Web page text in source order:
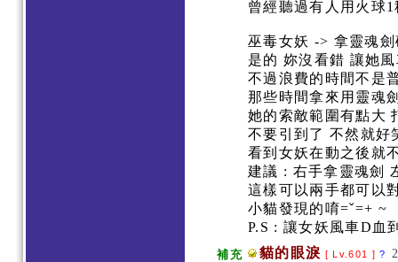
曾經聽過有人用火球
巫毒女妖 -> 拿靈魂
是的 妳沒看錯 讓她
不過浪費的時間不是
那些時間拿來用靈魂
她的索敵範圍有點大
不要引到了 不然就
看到女妖在動之後就
建議 : 右手拿靈魂劍
這樣可以兩手都可以
小貓發現的唷=ˇ=+ ~
P.S : 讓女妖風車D血
補充 貓的眼淚 [ Lv.601 ]?